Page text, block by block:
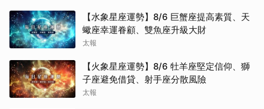
【水象星座運勢】8/6 巨蟹座提高素質、天
蠍座幸運眷顧、雙魚座升級大財
太報
【火象星座運勢】8/6 牡羊座堅定信仰、獅
子座避免借貸、射手座分散風險
太報